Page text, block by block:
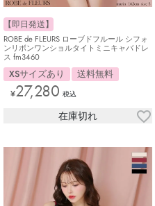
【即日発送】
ROBE de FLEURS ローブドフルール シフォ
ンリボンワンショルタイトミニキャバドレ
ス fm3460
XSサイズあり 送料無料
¥27,280 税込
在庫切れ